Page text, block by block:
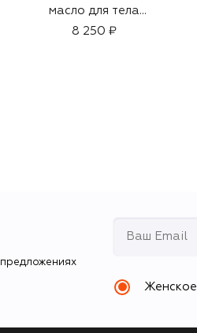
масло для тела
(100ml)
8 250 ₽
Женское